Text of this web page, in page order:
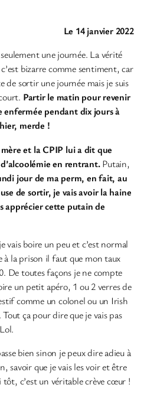
Le 14 janvier 2022
une journée. La vérité
bizarre comme sentiment, car
de sortir une journée mais je suis
Partir le matin pour revenir
enfermée pendant dix jours à
merde !
mère et la CPIP lui a dit que
en rentrant.Putain,
jour de ma perm, en fait, au
de sortir, je vais avoir la haine
apprécier cette putain de
vais boire un peu et c’est normal
à la prison il faut que mon taux
De toutes façons je ne compte
un petit apéro, 1 ou 2 verres de
comme un colonel ou un Irish
ça pour dire que je vais pas
bien sinon je peux dire adieu à
savoir que je vais les voir et être
c’est un véritable crève cœur !